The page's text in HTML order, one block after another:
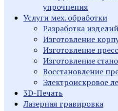
упрочнения
Услуги мех. обработки
Разработка
Изготовление
Изготовление
Изготовление
Восстановление
Электроискровое
3D-Печать
Лазерная гравировка